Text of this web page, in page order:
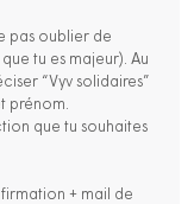
pas oublier de
tu es majeur). Au
“Vyv solidaires”
prénom.
que tu souhaites
+ mail de